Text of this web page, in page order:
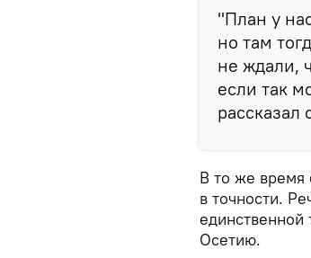
"План у
но там
не ждали,
если так
рассказал
В то же время
в точности.
Осетию.